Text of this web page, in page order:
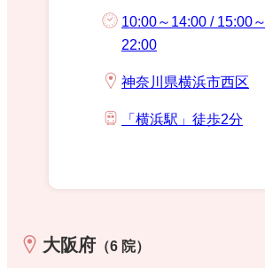
10:00～14:00 / 15:00～
22:00
神奈川県横浜市西区
「横浜駅」徒歩2分
大阪府 （6 院）